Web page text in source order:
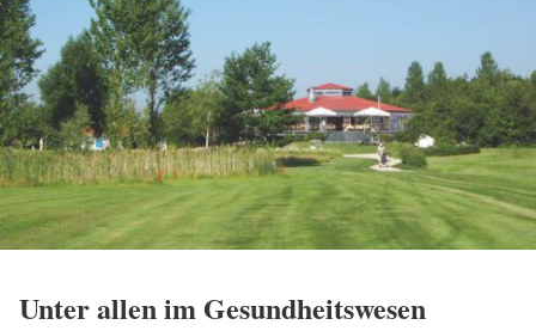
Unter allen im Gesundheitswesen